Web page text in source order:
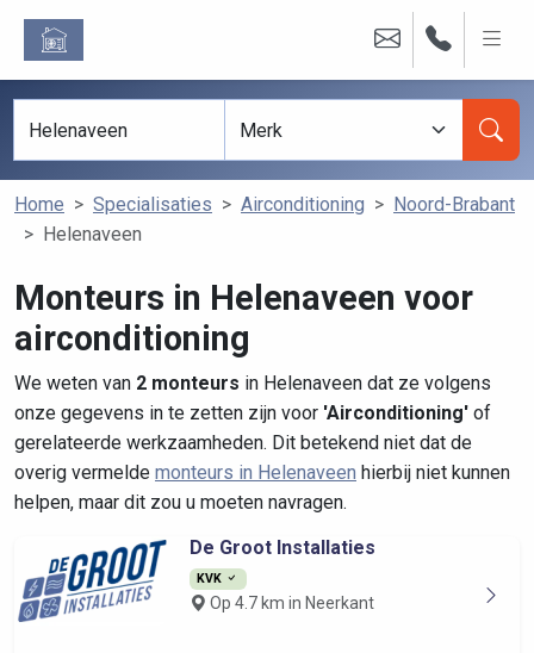
Home Specialisaties Airconditioning
Noord-Brabant
Helenaveen
Monteurs in Helenaveen voor
airconditioning
We weten van 2 monteurs in Helenaveen dat ze volgens
onze gegevens in te zetten zijn voor 'Airconditioning' of
gerelateerde werkzaamheden. Dit betekend niet dat de
overig vermelde monteurs in Helenaveen hierbij niet kunnen
helpen, maar dit zou u moeten navragen.
De Groot Installaties
KVK
Op 4.7 km in Neerkant